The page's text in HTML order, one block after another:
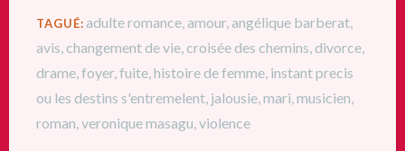
TAGUÉ: adulte romance,amour,angélique barberat,
avis,changement de vie,croisée des chemins, divorce,
drame,foyer,fuite,histoire de femme, instant precis
ou les destins s'entremelent, jalousie,mari,musicien,
roman,veronique masagu,violence